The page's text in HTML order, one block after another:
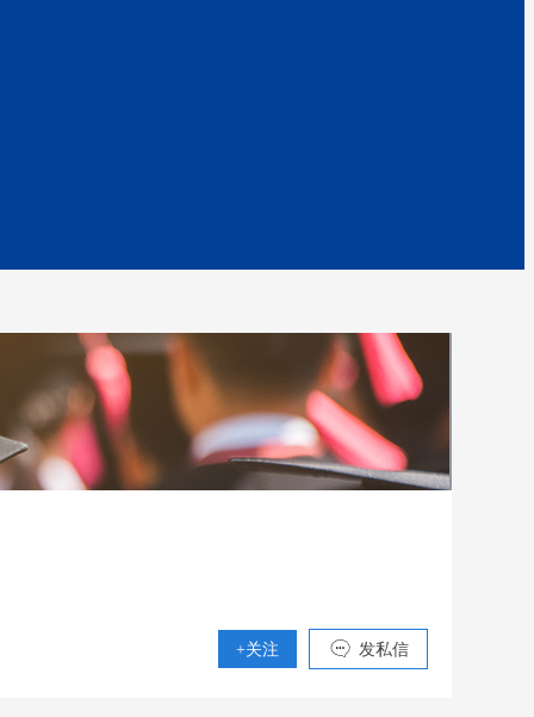
+关注 发私信